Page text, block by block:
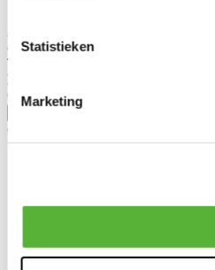
Statistieken
Marketing
ofmaak een account aan
Toepasbaar op:
Honda
Civic 5 deurs/hatchback 2004-2006
Gerelateerde producten